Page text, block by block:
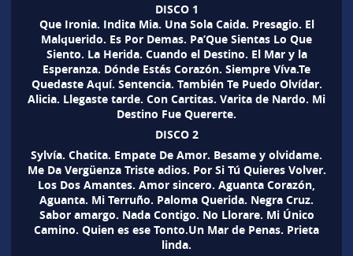
DISCO 1
Que Ironia. Indita Mia. Una Sola Caida. Presagio. El
Malquerido. Es Por Demas. Pa’Que Sientas Lo Que
Siento. La Herida. Cuando el Destino. El Mar y la
Esperanza. Dónde Estás Corazón. Siempre Víva.Te
Quedaste Aquí. Sentencia. También Te Puedo Olvídar.
Alicia. Llegaste tarde. Con Cartitas. Varita de Nardo. Mi
Destino Fue Quererte.
DISCO 2
Sylvía. Chatita. Empate De Amor. Besame y olvidame.
Me Da Vergüenza Triste adios. Por Si Tú Quieres Volver.
Los Dos Amantes. Amor sincero. Aguanta Corazón,
Aguanta. Mi Terruño. Paloma Querida. Negra Cruz.
Sabor amargo. Nada Contigo. No Llorare. Mi Único
Camino. Quien es ese Tonto.Un Mar de Penas. Prieta
linda.